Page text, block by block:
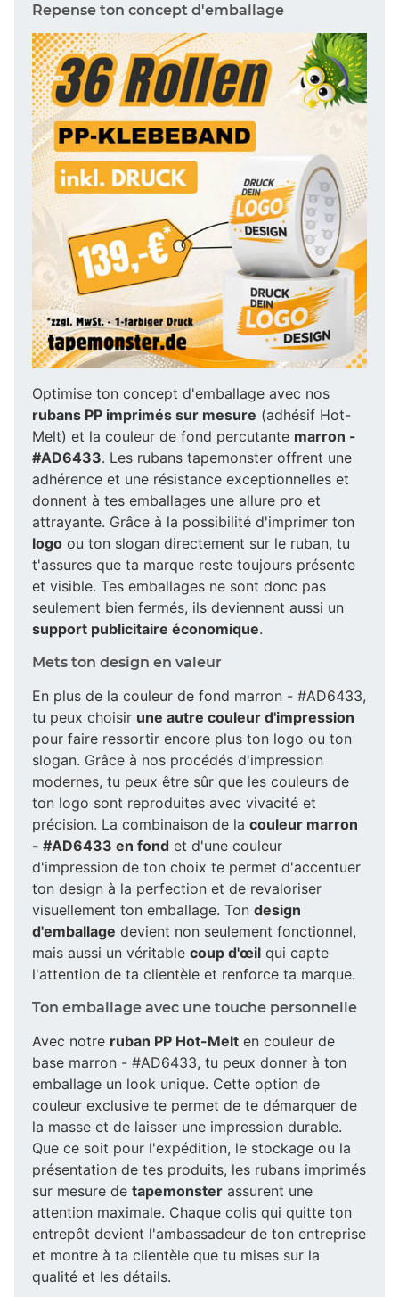
Repense ton concept d'emballage
Optimise ton concept d'emballage avec nos
rubans PP imprimés sur mesure (adhésif Hot-
Melt) et la couleur de fond percutante marron -
#AD6433. Les rubans tapemonster offrent une
adhérence et une résistance exceptionnelles et
donnent à tes emballages une allure pro et
attrayante. Grâce à la possibilité d'imprimer ton
logo ou ton slogan directement sur le ruban, tu
t'assures que ta marque reste toujours présente
et visible. Tes emballages ne sont donc pas
seulement bien fermés, ils deviennent aussi un
support publicitaire économique.
Mets ton design en valeur
En plus de la couleur de fond marron - #AD6433,
tu peux choisir une autre couleur d'impression
pour faire ressortir encore plus ton logo ou ton
slogan. Grâce à nos procédés d'impression
modernes, tu peux être sûr que les couleurs de
ton logo sont reproduites avec vivacité et
précision. La combinaison de la couleur marron
- #AD6433 en fond et d'une couleur
d'impression de ton choix te permet d'accentuer
ton design à la perfection et de revaloriser
visuellement ton emballage. Ton design
d'emballage devient non seulement fonctionnel,
mais aussi un véritable coup d'œil qui capte
l'attention de ta clientèle et renforce ta marque.
Ton emballage avec une touche personnelle
Avec notre ruban PP Hot-Melt en couleur de
base marron - #AD6433, tu peux donner à ton
emballage un look unique. Cette option de
couleur exclusive te permet de te démarquer de
la masse et de laisser une impression durable.
Que ce soit pour l'expédition, le stockage ou la
présentation de tes produits, les rubans imprimés
sur mesure de tapemonster assurent une
attention maximale. Chaque colis qui quitte ton
entrepôt devient l'ambassadeur de ton entreprise
et montre à ta clientèle que tu mises sur la
qualité et les détails.